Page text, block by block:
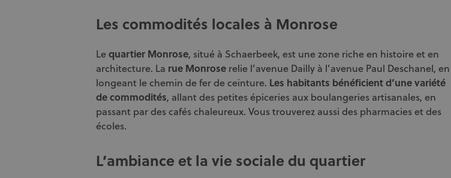
Les commodités locales à Monrose
Lequartier Monrose, situé à Schaerbeek, est une zone riche en histoire et en
architecture. La rue Monrose relie l’avenue Dailly à l’avenue Paul Deschanel, en
longeant le chemin de fer de ceinture. Les habitants bénéficient d’une variété
de commodités, allant des petites épiceries aux boulangeries artisanales, en
passant par des cafés chaleureux. Vous trouverez aussi des pharmacies et des
écoles.
L’ambiance et la vie sociale du quartier